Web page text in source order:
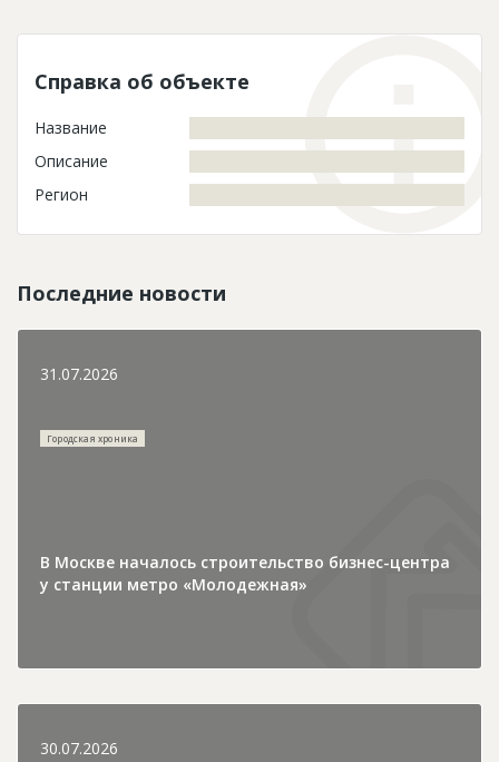
Справка об объекте
Название
Описание
Регион
Последние новости
31.07.2026
Городская хроника
В Москве началось строительство бизнес-центра
у станции метро «Молодежная»
30.07.2026